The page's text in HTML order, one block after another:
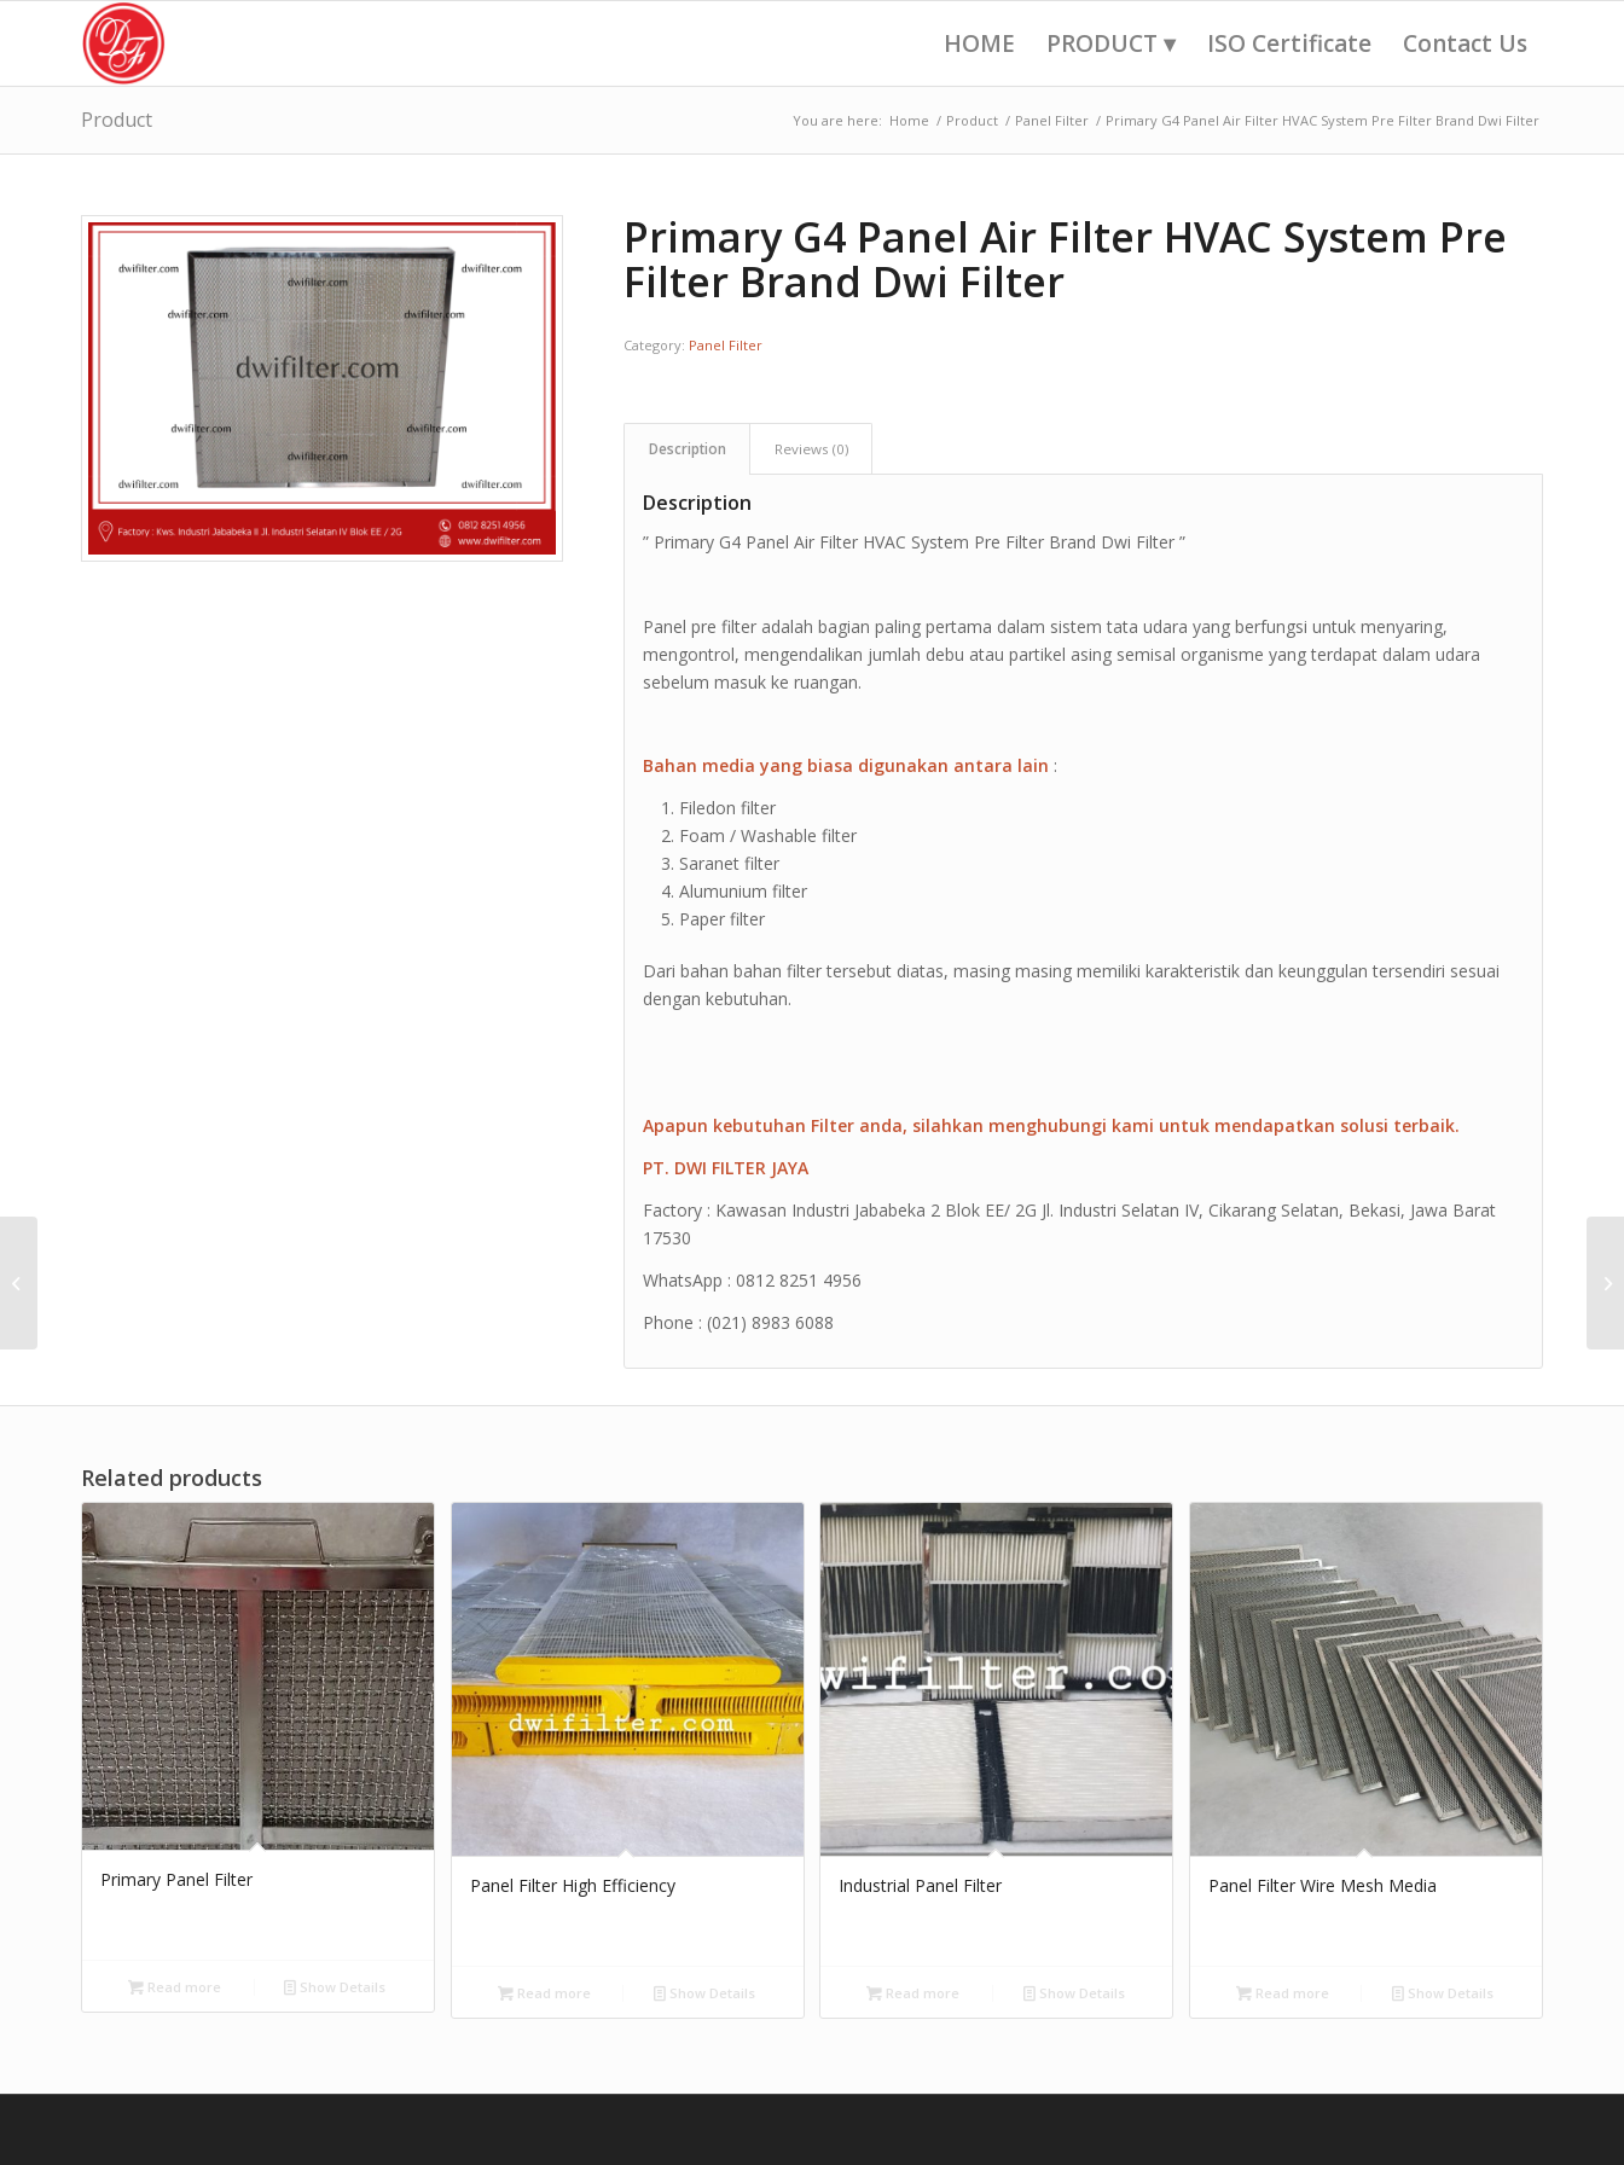
HOME PRODUCT ▾ ISO Certificate Contact Us
Product You are here: Home / Product / Panel Filter / Primary G4 Panel Air Filter HVAC System Pre Filter Brand Dwi Filter
Primary G4 Panel Air Filter HVAC System Pre
Filter Brand Dwi Filter
Category: Panel Filter
Description Reviews (0)
Description
” Primary G4 Panel Air Filter HVAC System Pre Filter Brand Dwi Filter ”
Panel pre filter adalah bagian paling pertama dalam sistem tata udara yang berfungsi untuk menyaring,
mengontrol, mengendalikan jumlah debu atau partikel asing semisal organisme yang terdapat dalam udara
sebelum masuk ke ruangan.
Bahan media yang biasa digunakan antara lain :
Filedon filter
Foam / Washable filter
Saranet filter
Alumunium filter
Paper filter
Dari bahan bahan filter tersebut diatas, masing masing memiliki karakteristik dan keunggulan tersendiri sesuai
dengan kebutuhan.
Apapun kebutuhan Filter anda, silahkan menghubungi kami untuk mendapatkan solusi terbaik.
PT. DWI FILTER JAYA
Factory : Kawasan Industri Jababeka 2 Blok EE/ 2G Jl. Industri Selatan IV, Cikarang Selatan, Bekasi, Jawa Barat
17530
WhatsApp : 0812 8251 4956
Phone : (021) 8983 6088
Related products
Primary Panel Filter
Read more Show Details
Panel Filter High Efficiency
Read more Show Details
Industrial Panel Filter
Read more Show Details
Panel Filter Wire Mesh Media
Read more Show Details